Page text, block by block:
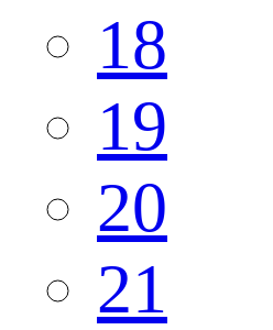
18
19
20
21